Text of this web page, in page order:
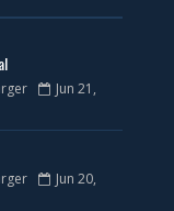
Jun 21,
Jun 20,